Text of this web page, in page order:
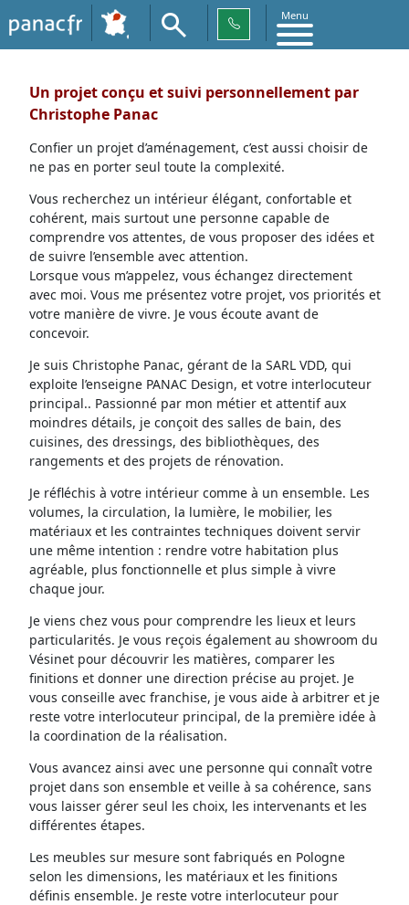
Menu
Un projet conçu et suivi personnellement par
Christophe Panac
Confier un projet d’aménagement, c’est aussi choisir de
ne pas en porter seul toute la complexité.
Vous recherchez un intérieur élégant, confortable et
cohérent, mais surtout une personne capable de
comprendre vos attentes, de vous proposer des idées et
de suivre l’ensemble avec attention.
Lorsque vous m’appelez, vous échangez directement
avec moi. Vous me présentez votre projet, vos priorités et
votre manière de vivre. Je vous écoute avant de
concevoir.
Je suis Christophe Panac, gérant de la SARL VDD, qui
exploite l’enseigne PANAC Design, et votre interlocuteur
principal.. Passionné par mon métier et attentif aux
moindres détails, je conçoit des salles de bain, des
cuisines, des dressings, des bibliothèques, des
rangements et des projets de rénovation.
Je réfléchis à votre intérieur comme à un ensemble. Les
volumes, la circulation, la lumière, le mobilier, les
matériaux et les contraintes techniques doivent servir
une même intention : rendre votre habitation plus
agréable, plus fonctionnelle et plus simple à vivre
chaque jour.
Je viens chez vous pour comprendre les lieux et leurs
particularités. Je vous reçois également au showroom du
Vésinet pour découvrir les matières, comparer les
finitions et donner une direction précise au projet. Je
vous conseille avec franchise, je vous aide à arbitrer et je
reste votre interlocuteur principal, de la première idée à
la coordination de la réalisation.
Vous avancez ainsi avec une personne qui connaît votre
projet dans son ensemble et veille à sa cohérence, sans
vous laisser gérer seul les choix, les intervenants et les
différentes étapes.
Les meubles sur mesure sont fabriqués en Pologne
selon les dimensions, les matériaux et les finitions
définis ensemble. Je reste votre interlocuteur pour